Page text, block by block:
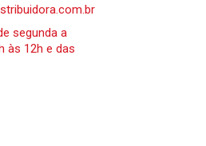
segunda a
às 12h e das